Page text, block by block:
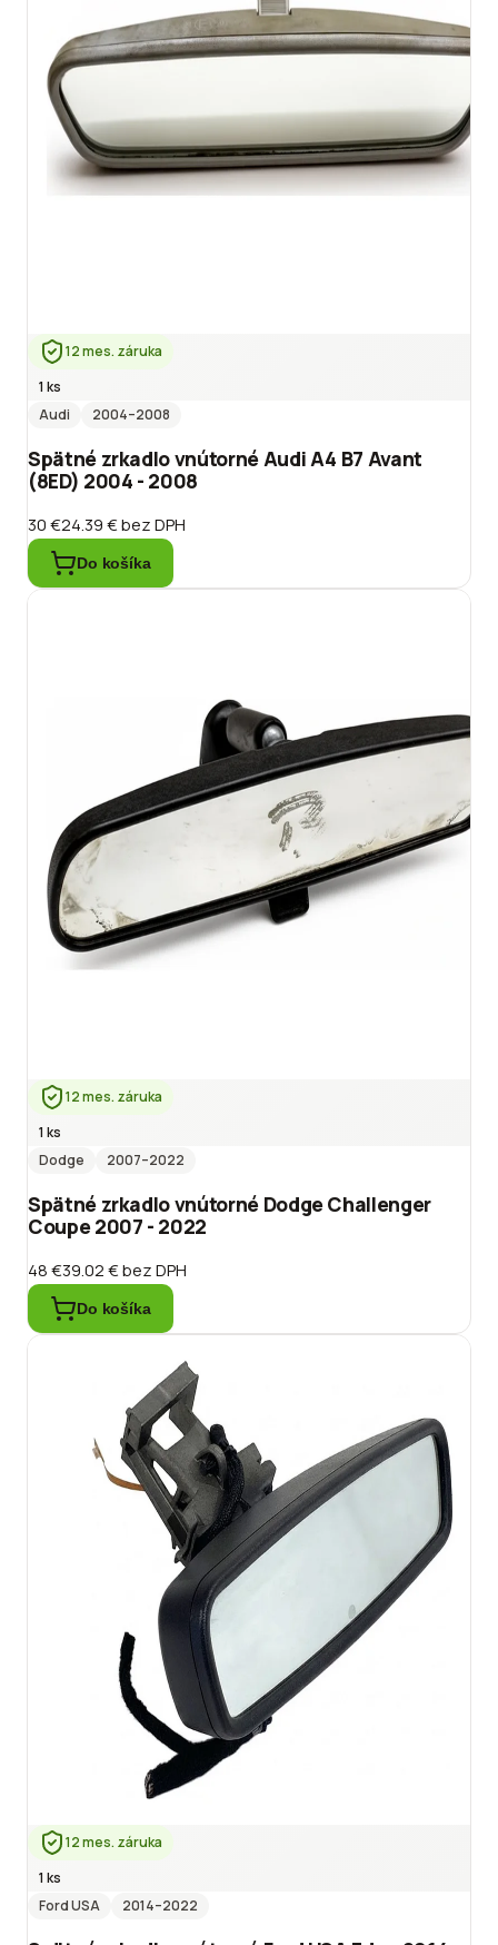
12 mes. záruka
1 ks
Audi
2004–2008
Spätné zrkadlo vnútorné Audi A4 B7 Avant
(8ED) 2004 - 2008
30 €24.39 €bez DPH
Do košíka
12 mes. záruka
1 ks
Dodge
2007–2022
Spätné zrkadlo vnútorné Dodge Challenger
Coupe 2007 - 2022
48 €39.02 €bez DPH
Do košíka
12 mes. záruka
1 ks
Ford USA
2014–2022